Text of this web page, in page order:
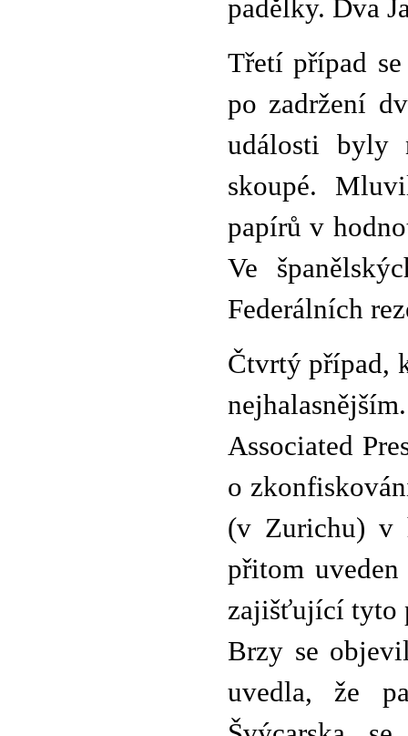
padělky. Dva
Třetí případ
po zadržení
události byly
skoupé.
papírů v
Ve
Federálních
Čtvrtý případ,
Associated
o
(v Zurichu) v
přitom
zajišťující tyto
Brzy se
uvedla, že